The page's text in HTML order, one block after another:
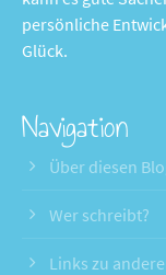
persönliche
Glück.
Navigation
Über diesen
Wer schreibt?
Links zu